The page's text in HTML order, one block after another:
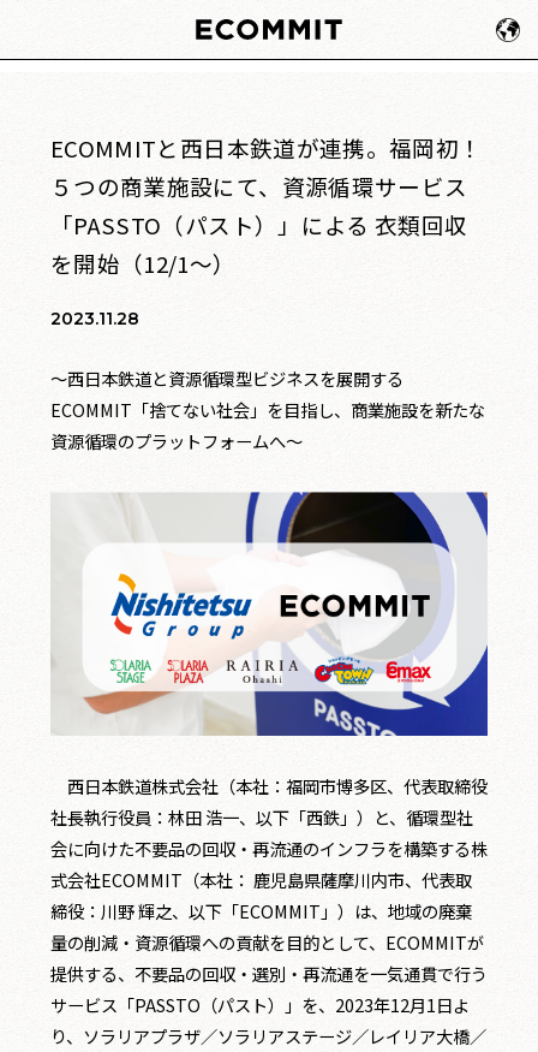
ECOMMITと西日本鉄道が連携。福岡初！
５つの商業施設にて、資源循環サービス
「PASSTO（パスト）」による 衣類回収
を開始（12/1～）
2023.11.28
～西日本鉄道と資源循環型ビジネスを展開する
ECOMMIT「捨てない社会」を目指し、商業施設を新たな
資源循環のプラットフォームへ～
西日本鉄道株式会社（本社：福岡市博多区、代表取締役
社長執行役員：林田 浩一、以下「西鉄」）と、循環型社
会に向けた不要品の回収・再流通のインフラを構築する株
式会社ECOMMIT（本社： 鹿児島県薩摩川内市、代表取
締役：川野 輝之、以下「ECOMMIT」）は、地域の廃棄
量の削減・資源循環への貢献を目的として、ECOMMITが
提供する、不要品の回収・選別・再流通を一気通貫で行う
サービス「PASSTO（パスト）」を、2023年12月1日よ
り、ソラリアプラザ／ソラリアステージ／レイリア大橋／